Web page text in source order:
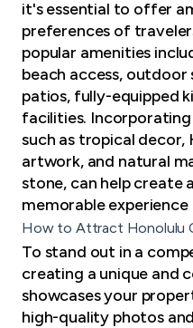
it's essential to offer
preferences of
popular amenities
beach access, outdoor
patios, fully-equipped
facilities.
such as tropical decor,
artwork, and natural
stone, can help create
memorable
How to Attract Honolulu
To stand out in a
creating a unique and
showcases your
high-quality photos